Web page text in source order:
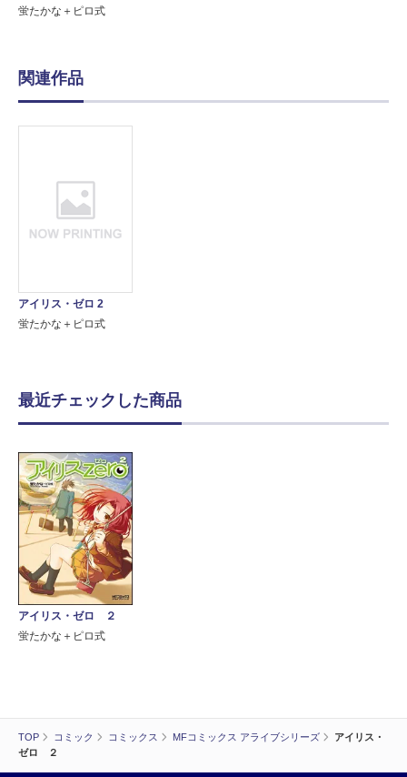
TOP コミック コミックス MFコミックス アライブシリーズ
アイリス・
ゼロ ２
蛍たかな＋ピロ式
関連作品
アイリス・ゼロ 2
蛍たかな＋ピロ式
最近チェックした商品
アイリス・ゼロ ２
蛍たかな＋ピロ式